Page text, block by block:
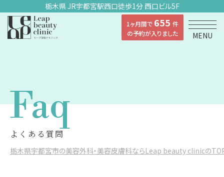
栃木県 JR宇都宮駅西口徒歩1分 西口ビル5F
1ヶ月間で 655 件
の予約が入りました
MENU
Faq
よくある質問
栃木県宇都宮市の美容外科・美容皮膚科ならLeap beauty clinicの